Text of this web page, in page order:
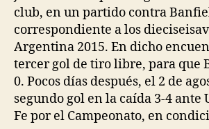
club, en un partido contra
correspondiente a los
Argentina 2015. En dicho
tercer gol de tiro libre, para que
0. Pocos días después, el 2 de
segundo gol en la caída 3-4 ante
Fe por el Campeonato, en